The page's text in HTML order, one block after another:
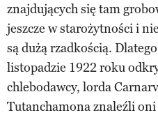
znajdujących się tam
jeszcze w starożytności i
są dużą rzadkością.
listopadzie 1922 roku
chlebodawcy, lorda
Tutanchamona znaleźli